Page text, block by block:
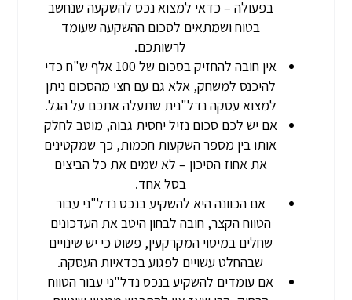
בפעולה – כדאי למצוא נכס להשקעה שנחשב
בטוח ושמתאים לסכום ההשקעה שעומד
לרשותכם.
אין חובה להחזיק בסכום של 100 אלף ש"ח כדי
להיכנס למשחק, אלא גם עם חצי מהסכום ניתן
למצוא עסקה נדל"נית שתעלה אתכם על הגל.
אם יש לכם סכום נזיל יחסית גבוה, מוטב לחלק
אותו בין מספר השקעות חכמות, כך שמקטינים
את אחוז הסיכון – לא שמים את כל הביצים
בסל אחד.
אם הכוונה היא להשקיע בנכס נדל"ני עבור
הטווח הקצר, חובה לבחון היטב את העדכונים
שחלים במיסוי המקרקעין, פשוט כי יש שינויים
שבהחלט עשויים לפגוע בכדאיות העסקה.
אם עומדים להשקיע בנכס נדל"ני עבור הטווח